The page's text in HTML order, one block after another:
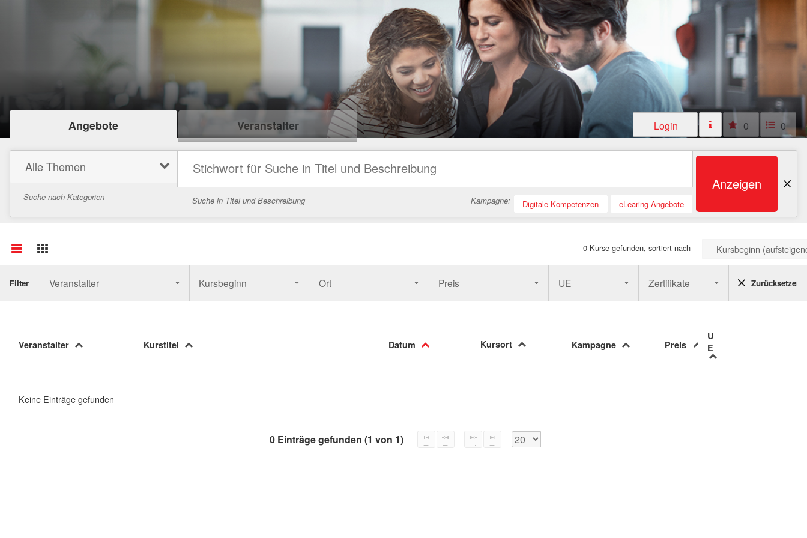
Login 0 0
Angebote Veranstalter
Alle Themen
Suche nach Kategorien Suche in Titel und Beschreibung Kampagne: Digitale Kompetenzen eLearing-Angebote
Anzeigen
0 Kurse gefunden, sortiert nach Kursbeginn
Filter Veranstalter Kursbeginn Ort Preis UE Zertifikate Zurücksetzen
Veranstalter Kurstitel Datum Kursort Kampagne Preis
U
E
Keine Einträge gefunden
0 Einträge gefunden (1 von 1)